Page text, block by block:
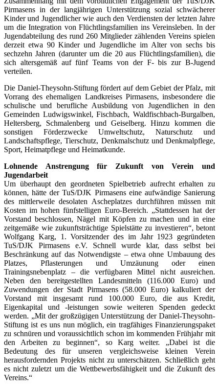
Pirmasens in der langjährigen Unterstützung sozial schwächerer
Kinder und Jugendlicher wie auch den Verdiensten der letzten Jahre
um die Integration von Flüchtlingsfamilien ins Vereinsleben. In der
Jugendabteilung des rund 260 Mitglieder zählenden Vereins spielen
derzeit etwa 90 Kinder und Jugendliche im Alter von sechs bis
sechzehn Jahren (darunter um die 20 aus Flüchtlingsfamilien), die
sich altersgemäß auf fünf Teams von der F- bis zur B-Jugend
verteilen.
Die Daniel-Theysohn-Stiftung fördert auf dem Gebiet der Pfalz, mit
Vorrang des ehemaligen Landkreises Pirmasens, insbesondere die
schulische und berufliche Ausbildung von Jugendlichen in den
Gemeinden Ludwigswinkel, Fischbach, Waldfischbach-Burgalben,
Heltersberg, Schmalenberg und Geiselberg. Hinzu kommen die
sonstigen Förderzwecke Umweltschutz, Naturschutz und
Landschaftspflege, Tierschutz, Denkmalschutz und Denk­malpflege,
Sport, Heimatpflege und Heimatkunde.
Lohnende Anstrengung für Zukunft von Verein und
Jugendarbeit
Um überhaupt den geordneten Spielbetrieb aufrecht erhalten zu
können, hätte der TuS/DJK Pirmasens eine aufwändige Sanierung
des mittlerweile desolaten Ascheplatzes durchführen müssen mit
Kosten im hohen fünfstelligen Euro-Bereich. „Stattdessen hat der
Vorstand beschlossen, Nägel mit Köpfen zu machen und in eine
zeitgemäße wie zukunftsträchtige Spielstätte zu investieren“, betont
Wolfgang Karg, 1. Vorsitzender des im Jahr 1923 gegründeten
TuS/DJK Pirmasens e.V. Schnell wurde klar, dass selbst bei
Beschränkung auf das Notwendigste – etwa ohne Umbauung des
Platzes, Pflasterungen und Umzäunung oder einen
Trainingsnebenplatz – die verfügbaren Mittel nicht ausreichen.
Neben den bereitgestellten Landesmitteln (116.000 Euro) und
Zuwendungen der Stadt Pirmasens (58.000 Euro) kalkuliert der
Vorstand mit insgesamt rund 100.000 Euro, die aus Kredit,
Eigenkapital und -leistungen sowie weiteren Spenden gedeckt
werden. „Mit der großzügigen Unterstützung der Daniel-Theysohn-
Stiftung ist es uns nun möglich, ein tragfähiges Finanzierungspaket
zu schnüren und voraussichtlich schon im kommenden Frühjahr mit
den Arbeiten zu beginnen“, so Karg weiter. „Dabei ist die
Bedeutung des für unseren vergleichs­weise kleinen Verein
herausfordernden Projekts nicht zu unterschätzen. Schließlich geht
es nicht zuletzt um die Wettbewerbsfähigkeit und die Zukunft des
Vereins.“